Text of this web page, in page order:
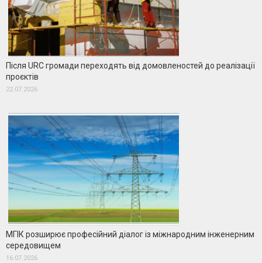
Після URC громади переходять від домовленостей до реалізації
проєктів
22.07.2026
МГІК розширює професійний діалог із міжнародним інженерним
середовищем
16.07.2026